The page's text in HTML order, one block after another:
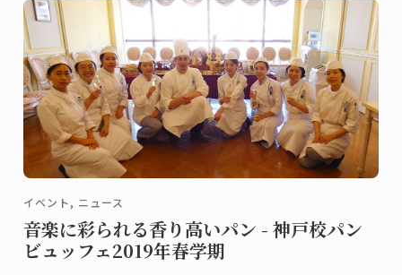
イベント, ニュース
音楽に彩られる香り高いパン - 神戸校パン
ビュッフェ2019年春学期